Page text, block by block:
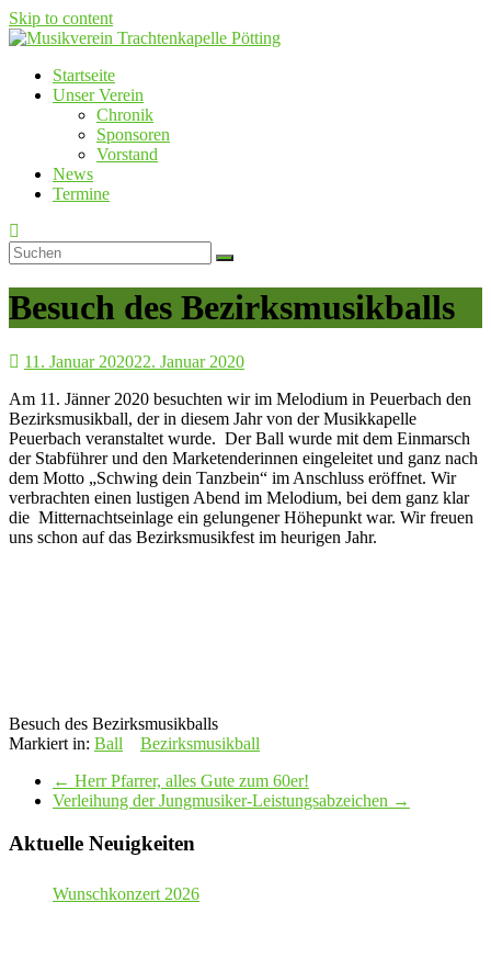
Skip to content
Musikverein Trachtenkapelle Pötting
Startseite
Unser Verein
Chronik
Sponsoren
Vorstand
News
Termine
Besuch des Bezirksmusikballs
11. Januar 202022. Januar 2020
Am 11. Jänner 2020 besuchten wir im Melodium in Peuerbach den
Bezirksmusikball, der in diesem Jahr von der Musikkapelle
Peuerbach veranstaltet wurde. Der Ball wurde mit dem Einmarsch
der Stabführer und den Marketenderinnen eingeleitet und ganz nach
dem Motto „Schwing dein Tanzbein“ im Anschluss eröffnet. Wir
verbrachten einen lustigen Abend im Melodium, bei dem ganz klar
die Mitternachtseinlage ein gelungener Höhepunkt war. Wir freuen
uns schon auf das Bezirksmusikfest im heurigen Jahr.
Besuch des Bezirksmusikballs
Markiert in: Ball
Bezirksmusikball
← Herr Pfarrer, alles Gute zum 60er!
Verleihung der Jungmusiker-Leistungsabzeichen →
Aktuelle Neuigkeiten
Wunschkonzert 2026